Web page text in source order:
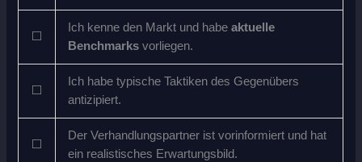
⬜
Ich kenne den Markt und habeaktuelle
Benchmarks vorliegen.
⬜
Ich habe typische Taktiken des Gegenübers
antizipiert.
⬜
Der Verhandlungspartner ist vorinformiert und hat
ein realistisches Erwartungsbild.